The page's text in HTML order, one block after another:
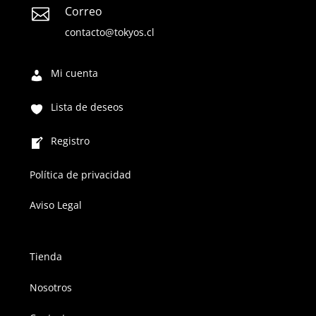
 Correo
contacto@tokyos.cl
Mi cuenta
Lista de deseos
Registro
Política de privacidad
Aviso Legal
Tienda
Nosotros